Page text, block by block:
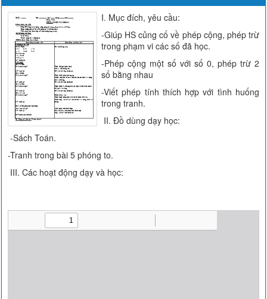
I. Mục đích, yêu cầu:
-Giúp HS củng cố về phép cộng, phép trừ
trong phạm vi các số đã học.
-Phép cộng một số với số 0, phép trừ 2
số bằng nhau
-Viết phép tính thích hợp với tình huống
trong tranh.
II. Đồ dùng dạy học:
-Sách Toán.
-Tranh trong bài 5 phóng to.
III. Các hoạt động dạy và học: